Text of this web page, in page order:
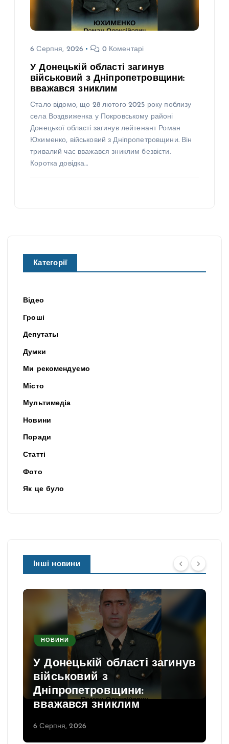
6 Серпня, 2026 0 Коментарі
У Донецькій області загинув
військовий з Дніпропетровщини:
вважався зниклим
Стало відомо, що 28 лютого 2025 року поблизу
села Воздвиженка у Покровському районі
Донецької області загинув лейтенант Роман
Юхименко, військовий з Дніпропетровщини. Він
тривалий час вважався зниклим безвісти.
Коротка довідка…
Категорії
Відео
Гроші
Депутаты
Думки
Ми рекомендуємо
Місто
Мультимедіа
Новини
Поради
Статті
Фото
Як це було
Інші новини
НОВИНИ
У Донецькій області загинув
військовий з
Дніпропетровщини:
вважався зниклим
6 Серпня, 2026